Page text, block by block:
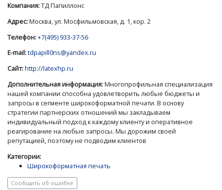
Компания:ТД Папиллонс
Адрес:Москва, ул. Мосфильмовская, д. 1, кор. 2
Телефон:+7(495) 933-37-56
E-mail:tdpapill0ns@yandex.ru
Сайт:http://latexhp.ru
Дополнительная информация:Многопрофильная специализация
нашей компании способна удовлетворить любые бюджеты и
запросы в сегменте широкоформатной печати. В основу
стратегии партнерских отношений мы закладываем
индивидуальный подход к каждому клиенту и оперативное
реагирование на любые запросы. Мы дорожим своей
репутацией, поэтому не подводим клиентов
Категории:
Широкоформатная печать
Сообщить об ошибке